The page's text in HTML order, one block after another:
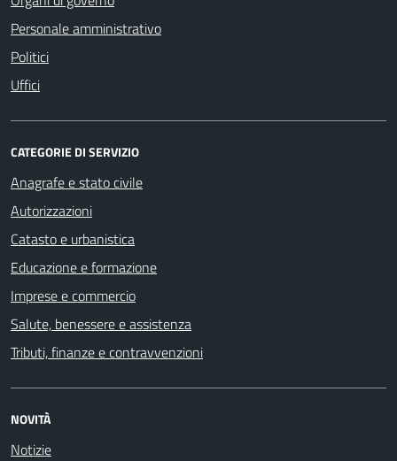
Personale amministrativo
Politici
Uffici
CATEGORIE DI SERVIZIO
Anagrafe e stato civile
Autorizzazioni
Catasto e urbanistica
Educazione e formazione
Imprese e commercio
Salute, benessere e assistenza
Tributi, finanze e contravvenzioni
NOVITÀ
Notizie